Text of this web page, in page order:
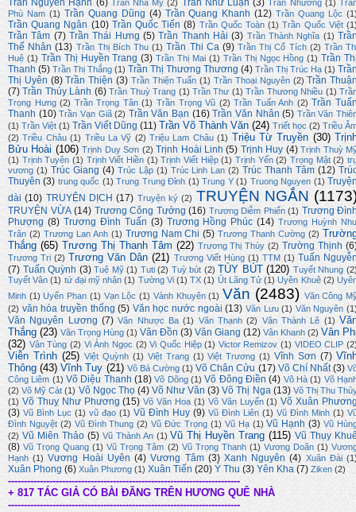
Trần Nguyên Hạnh (6) Trần Nhã My (2) Trần Như Luận (3) Trần Nhương (1)
Phù Nam (1) Trần Quang Dũng (4) Trần Quang Khanh (12) Trần Quang Lộc
Trần Quang Ngân (10) Trần Quốc Tiến (8) Trần Quốc Toàn (1) Trần Quốc Việt
Trần Tâm (7) Trần Thái Hưng (5) Trần Thanh Hải (3) Trần Thành Nghĩa (1)
Thế Nhân (13) Trần Thị Bích Thu (1) Trần Thi Ca (9) Trần Thị Cổ Tích (2) Trần
Huệ (1) Trần Thị Huyền Trang (3) Trần Thị Mai (1) Trần Thị Ngọc Hồng (1) Trần
Thanh (5) Trần Thị Thắng (1) Trần Thị Thương Thương (4) Trần Thị Trúc Hạ (1)
Thị Uyên (8) Trần Thiện (3) Trần Thiện Tuấn (1) Trần Thoại Nguyên (2) Trần
(7) Trần Thúy Lành (6) Trần Thuỳ Trang (1) Trần Thư (1) Trần Thương Nhiều (1)
Trọng Hưng (2) Trần Trọng Tân (1) Trần Trọng Vũ (2) Trần Tuấn Anh (2) Trần
Thanh (10) Trần Vạn Giã (2) Trần Văn Bạn (16) Trần Văn Nhân (5) Trần Văn
(1) Trần Việt (1) Trần Viết Dũng (11) Trần Võ Thành Văn (24) Triết học (2) Triều
(2) Triều Châu (1) Triều La Vỹ (2) Triệu Lam Châu (1) Triệu Từ Truyền (30)
Bửu Hoài (106) Trịnh Duy Sơn (2) Trịnh Hoài Linh (5) Trịnh Huy (4) Trịnh Thuỳ
(1) Trịnh Tuyên (1) Trịnh Viết Hiền (1) Trịnh Viết Hiệp (1) Trịnh Yến (2) Trọng Mật (2)
vương (1) Trúc Giang (4) Trúc Lập (1) Trúc Linh Lan (2) Trúc Thanh Tâm (12)
Thuyên (3) trung quốc (1) Trung Trung Đỉnh (1) Trung Y (1) Truong Nguyen (1)
dài (10) TRUYỆN DỊCH (17) Truyện ký (2) TRUYỆN NGẮN
TRUYỆN VỪA (14) Trương Công Tưởng (16) Trương Diễm Phiến (1) Trương
Phượng (8) Trương Đình Tuấn (3) Trương Hồng Phúc (14) Trương Huỳnh
Trân (2) Trương Lan Anh (1) Trương Nam Chi (5) Trương Thanh Cường (2)
Thắng (65) Trương Thị Thanh Tâm (22) Trương Thị Thúy (2) Trường Thịnh
Trương Tri (2) Trương Văn Dân (21) Trương Viết Hùng (1) TTM (1) Tuấn
(7) Tuấn Quỳnh (3) Tuệ Mỹ (1) Tuti (2) Tuỳ bút (2) TÙY BÚT (120) Tuyết Nhung
Tuyết Vân (1) tứ đại mỹ nhân (1) Tường Vi (1) TX (1) Út Lãng Tử (1) Uyên Khuê (2)
Minh (1) Uyển Phan (1) Vạn Lộc (1) Vành Khuyên (1) Văn (2483) Văn Công
(2) văn hóa truyền thống (5) Văn học nước ngoài (13) Văn Lưu (1) Văn Nguyên
Văn Nguyên Lương (7) Văn Nhược Ba (1) Văn Thạnh (2) Văn Thành Lê (1)
Thắng (23) Văn Trọng Hùng (1) Vân Đồn (3) Vân Giang (12) Vân Khanh (2) Vân
(32) Vân Tùng (2) Vi Ánh Ngọc (2) Vi Quốc Hiệp (1) Victor Remizov (1) VIDEO CLIP
Viễn Trình (25) Việt Quỳnh (1) Việt Trang (1) Việt Trương (1) Vĩnh Sơn (7)
Thông (43) Vĩnh Tuy (21) Võ Bá Cường (1) Võ Chân Cửu (17) Võ Chí Nhất (3)
Công Liêm (1) Võ Diệu Thanh (18) Võ Dõng (1) Võ Đông Điền (4) Võ Hà (1) Võ
(2) Võ Mỹ Cát (1) Võ Ngọc Thọ (4) Võ Như Văn (3) Võ Thị Nga (13) Võ Thị Thu
(1) Võ Thuỵ Như Phương (15) Võ Văn Hoa (1) Võ Văn Luyến (1) Võ Xuân
(3) Vũ Bình Lục (1) vũ đạo (1) Vũ Đình Huy (9) Vũ Đình Liên (1) Vũ Đình Minh (1)
Đình Nguyệt (2) Vũ Đình Thung (2) Vũ Đức Trọng (1) Vũ Hạ (1) Vũ Hạnh (3) Vũ
(2) Vũ Miên Thảo (5) Vũ Thành An (1) Vũ Thị Huyền Trang (115) Vũ Thụy
(8) Vũ Trọng Quang (1) Vũ Trọng Tâm (2) Vũ Trọng Thanh (1) Vương Doãn (1)
Hạnh (1) Vương Hoài Uyên (4) Vương Tâm (3) Xanh Nguyên (4) Xuân Đài
Xuân Phong (6) Xuân Phương (1) Xuân Tiến (20) Ý Thu (3) Yên Kha (7) Ziken (2)
-------------------------------------------------------------------------
+ 817 TÁC GIẢ CÓ BÀI ĐĂNG TRÊN HƯƠNG QUÊ NHÀ
-------------------------------------------------------------------------